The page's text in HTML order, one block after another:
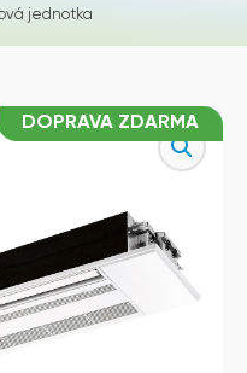
jednotka
DOPRAVA ZDARMA